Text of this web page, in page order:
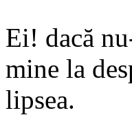
Ei! dacă
mine la
lipsea.